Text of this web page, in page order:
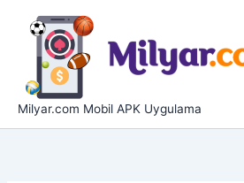
Milyar.com Mobil APK Uygulama